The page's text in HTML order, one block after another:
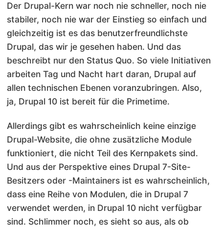
Der Drupal-Kern war noch nie schneller, noch nie
stabiler, noch nie war der Einstieg so einfach und
gleichzeitig ist es das benutzerfreundlichste
Drupal, das wir je gesehen haben. Und das
beschreibt nur den Status Quo. So viele Initiativen
arbeiten Tag und Nacht hart daran, Drupal auf
allen technischen Ebenen voranzubringen. Also,
ja, Drupal 10 ist bereit für die Primetime.
Allerdings gibt es wahrscheinlich keine einzige
Drupal-Website, die ohne zusätzliche Module
funktioniert, die nicht Teil des Kernpakets sind.
Und aus der Perspektive eines Drupal 7-Site-
Besitzers oder -Maintainers ist es wahrscheinlich,
dass eine Reihe von Modulen, die in Drupal 7
verwendet werden, in Drupal 10 nicht verfügbar
sind. Schlimmer noch, es sieht so aus, als ob